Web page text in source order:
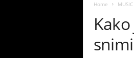
Home MUSIC